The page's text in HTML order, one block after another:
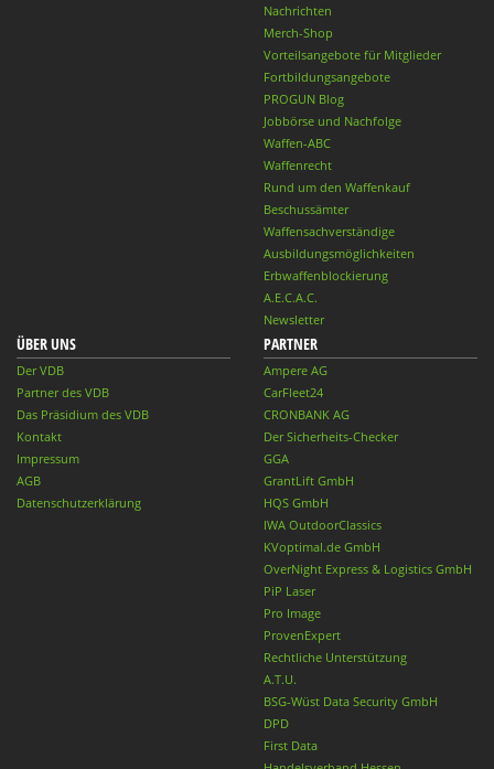
Nachrichten
Merch-Shop
Vorteilsangebote für Mitglieder
Fortbildungsangebote
PROGUN Blog
Jobbörse und Nachfolge
Waffen-ABC
Waffenrecht
Rund um den Waffenkauf
Beschussämter
Waffensachverständige
Ausbildungsmöglichkeiten
Erbwaffenblockierung
A.E.C.A.C.
Newsletter
ÜBER UNS
Der VDB
Partner des VDB
Das Präsidium des VDB
Kontakt
Impressum
AGB
Datenschutzerklärung
PARTNER
Ampere AG
CarFleet24
CRONBANK AG
Der Sicherheits-Checker
GGA
GrantLift GmbH
HQS GmbH
IWA OutdoorClassics
KVoptimal.de GmbH
OverNight Express & Logistics GmbH
PiP Laser
Pro Image
ProvenExpert
Rechtliche Unterstützung
A.T.U.
BSG-Wüst Data Security GmbH
DPD
First Data